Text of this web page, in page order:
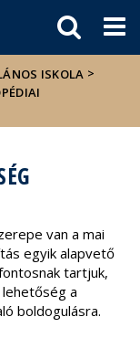
ISKOLA >
van a mai
egyik alapvető
tartjuk,
a
boldogulásra.